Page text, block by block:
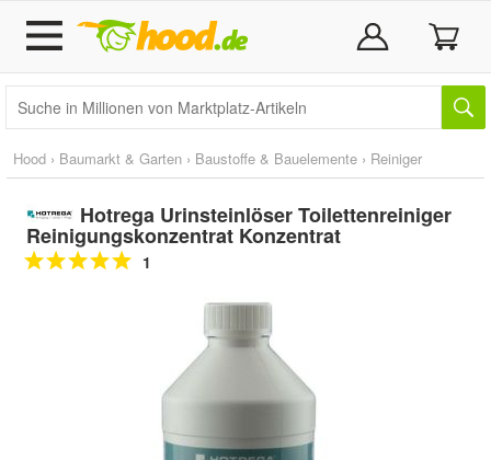
Hood › Baumarkt & Garten › Baustoffe & Bauelemente › Reiniger
Hotrega Urinsteinlöser Toilettenreiniger
Reinigungskonzentrat Konzentrat
1